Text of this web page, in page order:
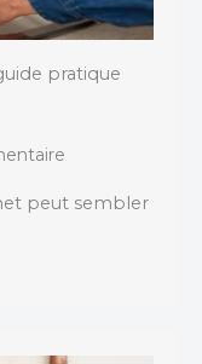
pratique
peut sembler